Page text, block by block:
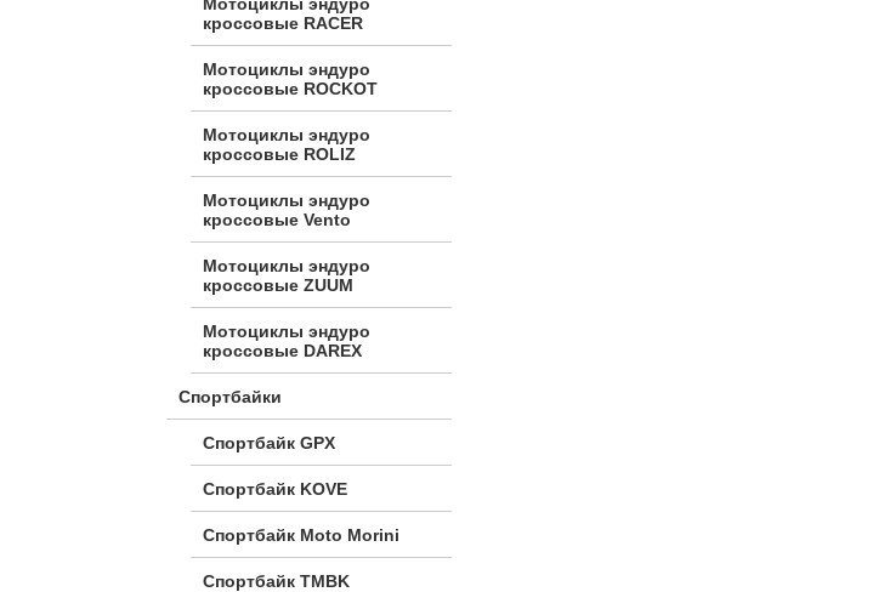
кроссовые RACER
Мотоциклы эндуро
кроссовые ROCKOT
Мотоциклы эндуро
кроссовые ROLIZ
Мотоциклы эндуро
кроссовые Vento
Мотоциклы эндуро
кроссовые ZUUM
Мотоциклы эндуро
кроссовые DAREX
Спортбайки
Спортбайк GPX
Спортбайк KOVE
Спортбайк Moto Morini
Спортбайк TMBK